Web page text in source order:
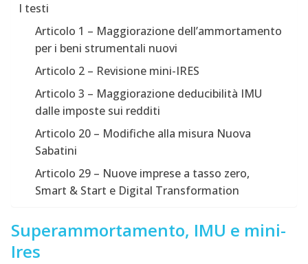
I testi
Articolo 1 – Maggiorazione dell’ammortamento
per i beni strumentali nuovi
Articolo 2 – Revisione mini-IRES
Articolo 3 – Maggiorazione deducibilità IMU
dalle imposte sui redditi
Articolo 20 – Modifiche alla misura Nuova
Sabatini
Articolo 29 – Nuove imprese a tasso zero,
Smart & Start e Digital Transformation
Superammortamento, IMU e mini-
Ires